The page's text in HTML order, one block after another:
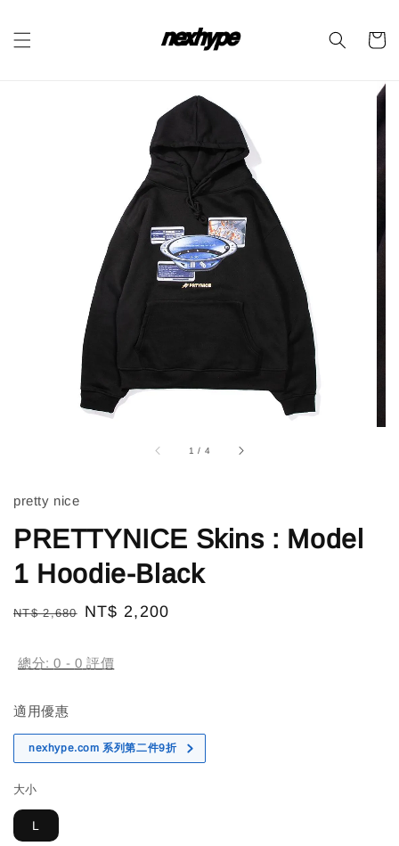
1 / 4
pretty nice
PRETTYNICE Skins : Model
1 Hoodie-Black
Regular
NT$ 2,680
Sale
NT$ 2,200
總分:0 - 0 評價
適用優惠
nexhype.com 系列第二件9折
大小
L